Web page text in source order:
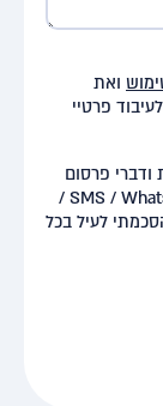
ואת
פרטיי
פרסום
באמצעי תקשורת אלקטרוניים - דוא"ל SMS / WhatsApp /
לעיל בכל